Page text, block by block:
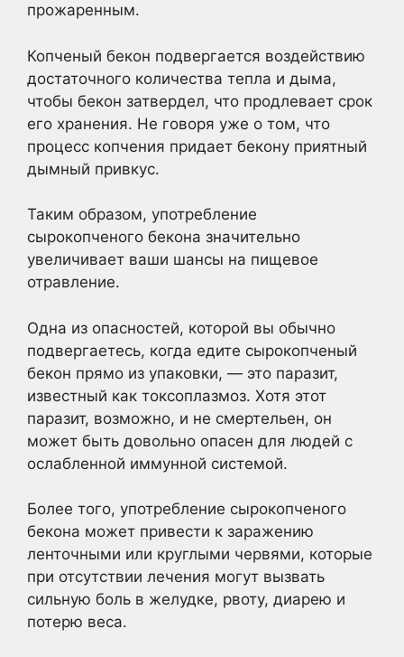
прожаренным.
Копченый бекон подвергается воздействию
достаточного количества тепла и дыма,
чтобы бекон затвердел, что продлевает срок
его хранения. Не говоря уже о том, что
процесс копчения придает бекону приятный
дымный привкус.
Таким образом, употребление
сырокопченого бекона значительно
увеличивает ваши шансы на пищевое
отравление.
Одна из опасностей, которой вы обычно
подвергаетесь, когда едите сырокопченый
бекон прямо из упаковки, — это паразит,
известный как токсоплазмоз. Хотя этот
паразит, возможно, и не смертельен, он
может быть довольно опасен для людей с
ослабленной иммунной системой.
Более того, употребление сырокопченого
бекона может привести к заражению
ленточными или круглыми червями, которые
при отсутствии лечения могут вызвать
сильную боль в желудке, рвоту, диарею и
потерю веса.